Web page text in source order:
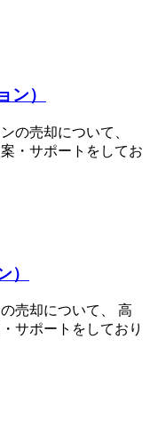
ン）
の売却について、
・サポートをしてお
）
売却について、 高
サポートをしており